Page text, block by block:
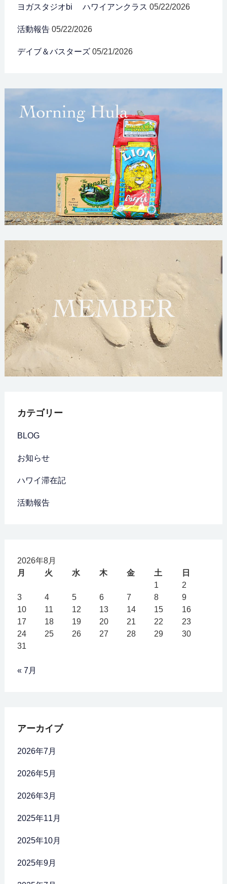
ヨガスタジオbi ハワイアンクラス 05/22/2026
活動報告 05/22/2026
デイブ＆バスターズ 05/21/2026
カテゴリー
BLOG
お知らせ
ハワイ滞在記
活動報告
2026年8月
月
火 水 木 金 土
日
1
2
3
4 5 6 7 8
9
10
11 12 13 14 15
16
17
18 19 20 21 22
23
24
25 26 27 28 29
30
31
« 7月
アーカイブ
2026年7月
2026年5月
2026年3月
2025年11月
2025年10月
2025年9月